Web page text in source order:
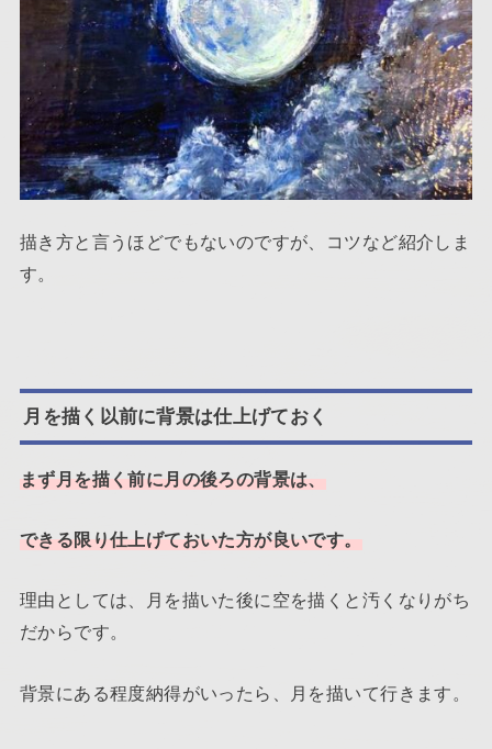
描き方と言うほどでもないのですが、コツなど紹介しま
す。
月を描く以前に背景は仕上げておく
まず月を描く前に月の後ろの背景は、
できる限り仕上げておいた方が良いです。
理由としては、月を描いた後に空を描くと汚くなりがち
だからです。
背景にある程度納得がいったら、月を描いて行きます。